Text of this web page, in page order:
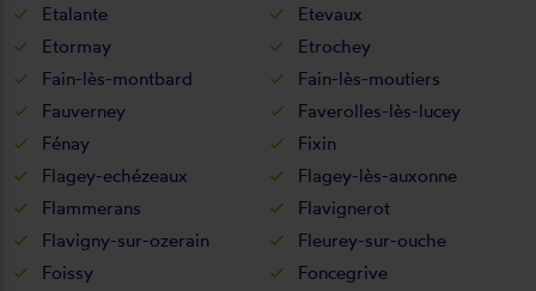
Etalante
Etevaux
Etormay
Etrochey
Fain-lès-montbard
Fain-lès-moutiers
Fauverney
Faverolles-lès-lucey
Fénay
Fixin
Flagey-echézeaux
Flagey-lès-auxonne
Flammerans
Flavignerot
Flavigny-sur-ozerain
Fleurey-sur-ouche
Foissy
Foncegrive